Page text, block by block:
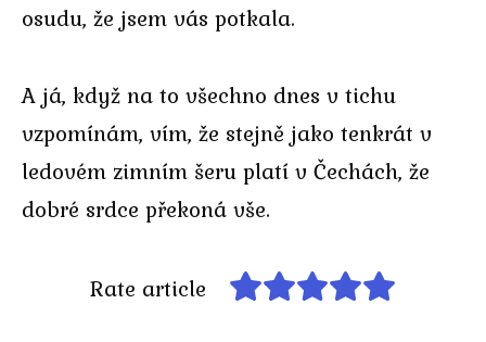
osudu, že jsem vás potkala.
A já, když na to všechno dnes v tichu
vzpomínám, vím, že stejně jako tenkrát v
ledovém zimním šeru platí v Čechách, že
dobré srdce překoná vše.
Rate article